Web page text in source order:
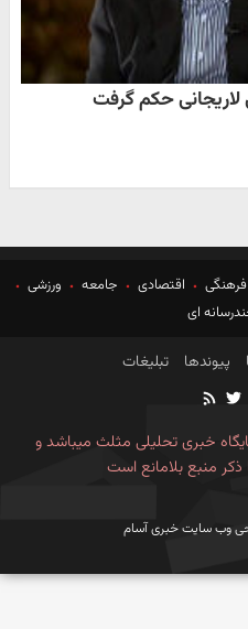
حکم گرفت
فرهنگی اقتصادی جامعه
ورزشی
ای
پیوندها تبلیغات
خبری تحلیلی مثلث میباشد و
ذکر منبع بلامانع است
وب سایت خبری آسام